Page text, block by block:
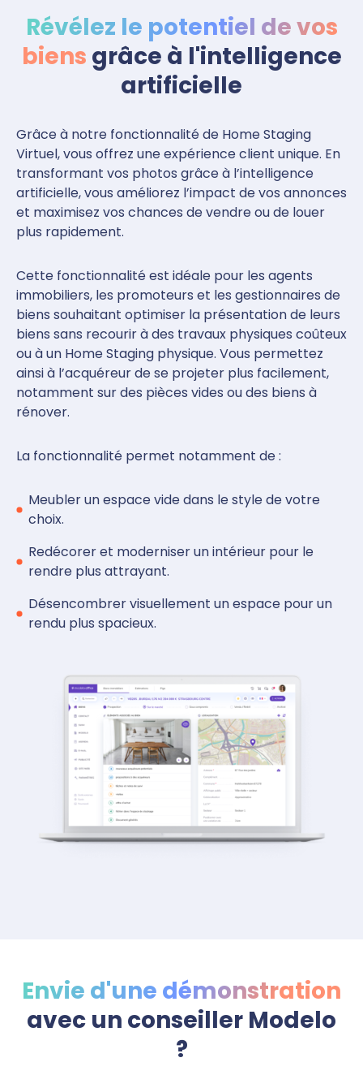
Révélez le potentiel de vos
biens grâce à l'intelligence
artificielle
Grâce à notre fonctionnalité de Home Staging
Virtuel, vous offrez une expérience client unique. En
transformant vos photos grâce à l’intelligence
artificielle, vous améliorez l’impact de vos annonces
et maximisez vos chances de vendre ou de louer
plus rapidement.
Cette fonctionnalité est idéale pour les agents
immobiliers, les promoteurs et les gestionnaires de
biens souhaitant optimiser la présentation de leurs
biens sans recourir à des travaux physiques coûteux
ou à un Home Staging physique. Vous permettez
ainsi à l’acquéreur de se projeter plus facilement,
notamment sur des pièces vides ou des biens à
rénover.
La fonctionnalité permet notamment de :
Meubler un espace vide dans le style de votre
choix.
Redécorer et moderniser un intérieur pour le
rendre plus attrayant.
Désencombrer visuellement un espace pour un
rendu plus spacieux.
Envie d'une démonstration
avec un conseiller Modelo
?